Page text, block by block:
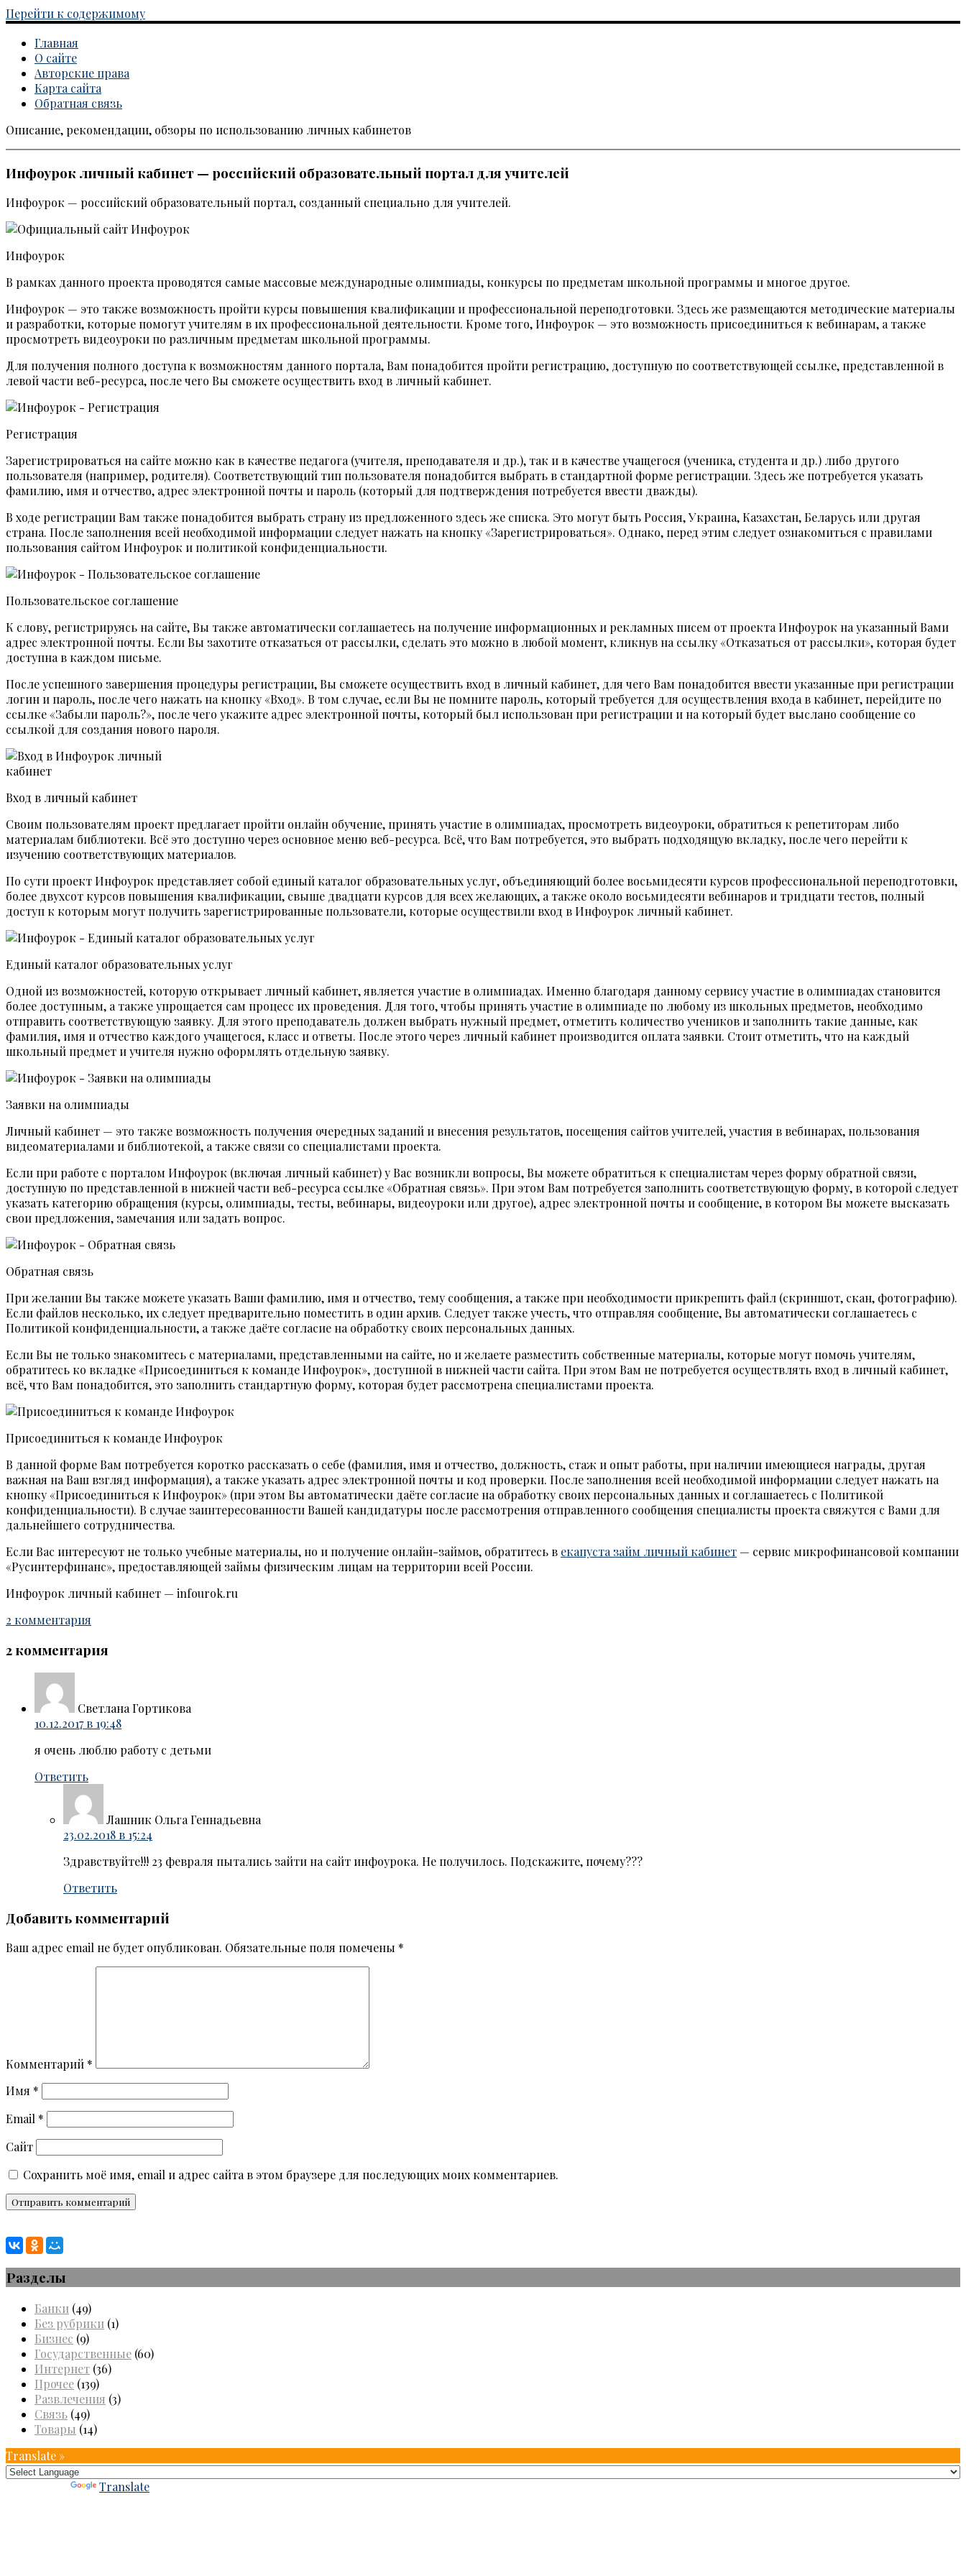
Перейти к содержимому
Главная
О сайте
Авторские права
Карта сайта
Обратная связь
Каталог личных кабинетов
Описание, рекомендации, обзоры по использованию личных кабинетов
Инфоурок личный кабинет — российский образовательный портал для учителей
Инфоурок — российский образовательный портал, созданный специально для учителей.
Инфоурок
В рамках данного проекта проводятся самые массовые международные олимпиады, конкурсы по предметам школьной программы и многое другое.
Инфоурок — это также возможность пройти курсы повышения квалификации и профессиональной переподготовки. Здесь же размещаются методические материалы
и разработки, которые помогут учителям в их профессиональной деятельности. Кроме того, Инфоурок — это возможность присоединиться к вебинарам, а также
просмотреть видеоуроки по различным предметам школьной программы.
Для получения полного доступа к возможностям данного портала, Вам понадобится пройти регистрацию, доступную по соответствующей ссылке, представленной в
левой части веб-ресурса, после чего Вы сможете осуществить вход в личный кабинет.
Регистрация
Зарегистрироваться на сайте можно как в качестве педагога (учителя, преподавателя и др.), так и в качестве учащегося (ученика, студента и др.) либо другого
пользователя (например, родителя). Соответствующий тип пользователя понадобится выбрать в стандартной форме регистрации. Здесь же потребуется указать
фамилию, имя и отчество, адрес электронной почты и пароль (который для подтверждения потребуется ввести дважды).
В ходе регистрации Вам также понадобится выбрать страну из предложенного здесь же списка. Это могут быть Россия, Украина, Казахстан, Беларусь или другая
страна. После заполнения всей необходимой информации следует нажать на кнопку «Зарегистрироваться». Однако, перед этим следует ознакомиться с правилами
пользования сайтом Инфоурок и политикой конфиденциальности.
Пользовательское соглашение
К слову, регистрируясь на сайте, Вы также автоматически соглашаетесь на получение информационных и рекламных писем от проекта Инфоурок на указанный Вами
адрес электронной почты. Если Вы захотите отказаться от рассылки, сделать это можно в любой момент, кликнув на ссылку «Отказаться от рассылки», которая будет
доступна в каждом письме.
После успешного завершения процедуры регистрации, Вы сможете осуществить вход в личный кабинет, для чего Вам понадобится ввести указанные при регистрации
логин и пароль, после чего нажать на кнопку «Вход». В том случае, если Вы не помните пароль, который требуется для осуществления входа в кабинет, перейдите по
ссылке «Забыли пароль?», после чего укажите адрес электронной почты, который был использован при регистрации и на который будет выслано сообщение со
ссылкой для создания нового пароля.
Вход в личный кабинет
Своим пользователям проект предлагает пройти онлайн обучение, принять участие в олимпиадах, просмотреть видеоуроки, обратиться к репетиторам либо
материалам библиотеки. Всё это доступно через основное меню веб-ресурса. Всё, что Вам потребуется, это выбрать подходящую вкладку, после чего перейти к
изучению соответствующих материалов.
По сути проект Инфоурок представляет собой единый каталог образовательных услуг, объединяющий более восьмидесяти курсов профессиональной переподготовки,
более двухсот курсов повышения квалификации, свыше двадцати курсов для всех желающих, а также около восьмидесяти вебинаров и тридцати тестов, полный
доступ к которым могут получить зарегистрированные пользователи, которые осуществили вход в Инфоурок личный кабинет.
Единый каталог образовательных услуг
Одной из возможностей, которую открывает личный кабинет, является участие в олимпиадах. Именно благодаря данному сервису участие в олимпиадах становится
более доступным, а также упрощается сам процесс их проведения. Для того, чтобы принять участие в олимпиаде по любому из школьных предметов, необходимо
отправить соответствующую заявку. Для этого преподаватель должен выбрать нужный предмет, отметить количество учеников и заполнить такие данные, как
фамилия, имя и отчество каждого учащегося, класс и ответы. После этого через личный кабинет производится оплата заявки. Стоит отметить, что на каждый
школьный предмет и учителя нужно оформлять отдельную заявку.
Заявки на олимпиады
Личный кабинет — это также возможность получения очередных заданий и внесения результатов, посещения сайтов учителей, участия в вебинарах, пользования
видеоматериалами и библиотекой, а также связи со специалистами проекта.
Если при работе с порталом Инфоурок (включая личный кабинет) у Вас возникли вопросы, Вы можете обратиться к специалистам через форму обратной связи,
доступную по представленной в нижней части веб-ресурса ссылке «Обратная связь». При этом Вам потребуется заполнить соответствующую форму, в которой следует
указать категорию обращения (курсы, олимпиады, тесты, вебинары, видеоуроки или другое), адрес электронной почты и сообщение, в котором Вы можете высказать
свои предложения, замечания или задать вопрос.
Обратная связь
При желании Вы также можете указать Ваши фамилию, имя и отчество, тему сообщения, а также при необходимости прикрепить файл (скриншот, скан, фотографию).
Если файлов несколько, их следует предварительно поместить в один архив. Следует также учесть, что отправляя сообщение, Вы автоматически соглашаетесь с
Политикой конфиденциальности, а также даёте согласие на обработку своих персональных данных.
Если Вы не только знакомитесь с материалами, представленными на сайте, но и желаете разместить собственные материалы, которые могут помочь учителям,
обратитесь ко вкладке «Присоединиться к команде Инфоурок», доступной в нижней части сайта. При этом Вам не потребуется осуществлять вход в личный кабинет,
всё, что Вам понадобится, это заполнить стандартную форму, которая будет рассмотрена специалистами проекта.
Присоединиться к команде Инфоурок
В данной форме Вам потребуется коротко рассказать о себе (фамилия, имя и отчество, должность, стаж и опыт работы, при наличии имеющиеся награды, другая
важная на Ваш взгляд информация), а также указать адрес электронной почты и код проверки. После заполнения всей необходимой информации следует нажать на
кнопку «Присоединиться к Инфоурок» (при этом Вы автоматически даёте согласие на обработку своих персональных данных и соглашаетесь с Политикой
конфиденциальности). В случае заинтересованности Вашей кандидатуры после рассмотрения отправленного сообщения специалисты проекта свяжутся с Вами для
дальнейшего сотрудничества.
Если Вас интересуют не только учебные материалы, но и получение онлайн-займов, обратитесь в екапуста займ личный кабинет — сервис микрофинансовой компании
«Русинтерфинанс», предоставляющей займы физическим лицам на территории всей России.
Инфоурок личный кабинет — infourok.ru
2 комментария
2 комментария
Светлана Гортикова
10.12.2017 в 19:48
я очень люблю работу с детьми
Ответить
Лашник Ольга Геннадьевна
23.02.2018 в 15:24
Здравствуйте!!! 23 февраля пытались зайти на сайт инфоурока. Не получилось. Подскажите, почему???
Ответить
Добавить комментарий
Ваш адрес email не будет опубликован. Обязательные поля помечены *
Комментарий *
Имя *
Email *
Сайт
Сохранить моё имя, email и адрес сайта в этом браузере для последующих моих комментариев.
Разделы
Банки (49)
Без рубрики (1)
Бизнес (9)
Государственные (60)
Интернет (36)
Прочее (139)
Развлечения (3)
Связь (49)
Товары (14)
Translate »
Translate